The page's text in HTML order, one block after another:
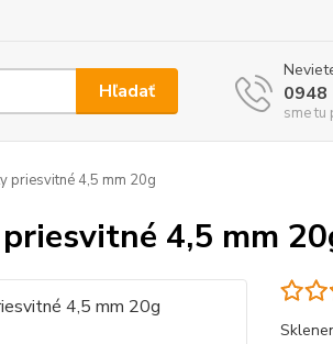
Hľadať 0948
sme tu
priesvitné 4,5 mm 20g
4,5 mm